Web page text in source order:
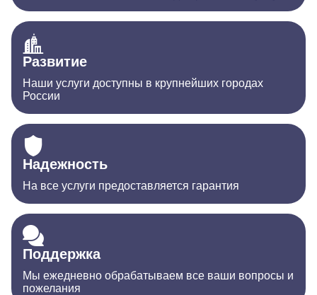
Развитие
Наши услуги доступны в крупнейших городах
России
Надежность
На все услуги предоставляется гарантия
Поддержка
Мы ежедневно обрабатываем все ваши вопросы и
пожелания